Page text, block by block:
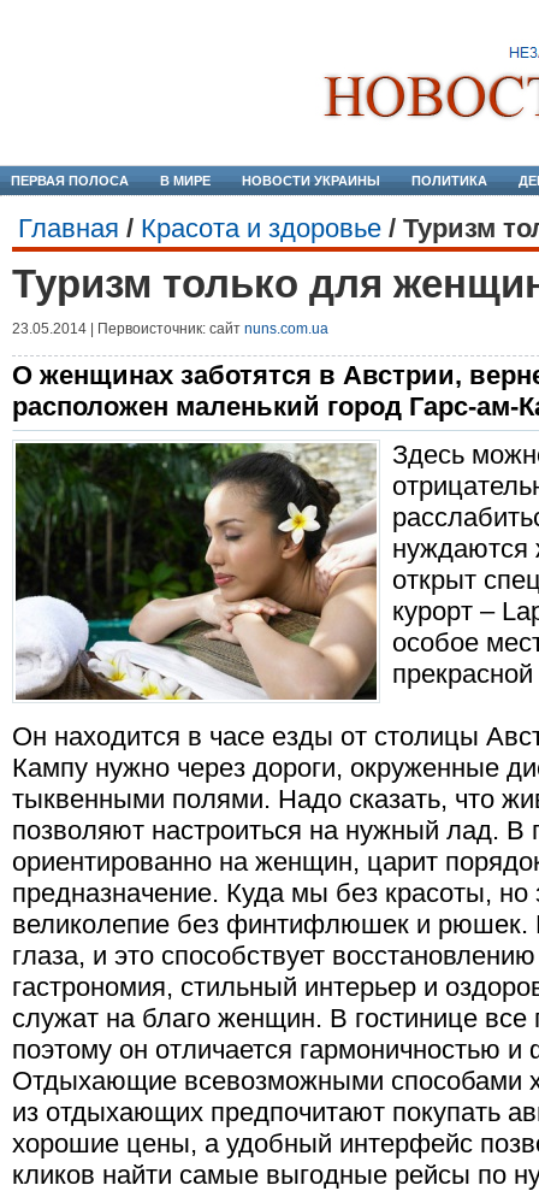
ПЕРВАЯ ПОЛОСА В МИРЕ НОВОСТИ УКРАИНЫ ПОЛИТИКА
Главная / Красота и здоровье / Туризм
Туризм только для
23.05.2014 | Первоисточник: сайт nuns.com.ua
О женщинах заботятся в Австрии,
расположен маленький город Гарс-ам-
Здесь
нуждаются
открыт
курорт –
особое
Он находится в часе езды от столицы
Кампу нужно через дороги, окруженные
тыквенными полями. Надо сказать, что
позволяют настроиться на нужный лад. В
ориентированно на женщин, царит
предназначение. Куда мы без красоты, но
великолепие без финтифлюшек и рюшек.
глаза, и это способствует
гастрономия, стильный интерьер и
служат на благо женщин. В гостинице
поэтому он отличается гармоничностью
Отдыхающие всевозможными способами
из отдыхающих предпочитают покупать
хорошие цены, а удобный интерфейс
кликов найти самые выгодные рейсы по